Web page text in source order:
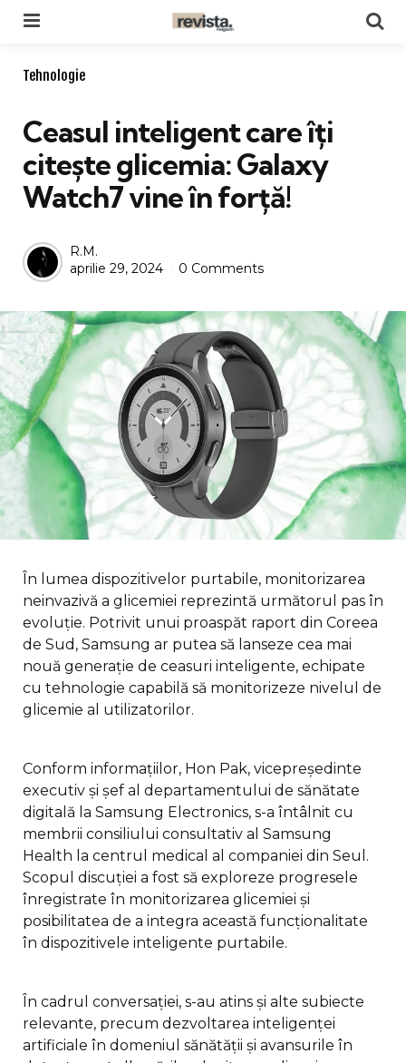
Categories
Tehnologie
Ceasul inteligent care îți
citește glicemia: Galaxy
Watch7 vine în forță!
Posted
by
R.M.
aprilie 29, 2024
0 Comments
În lumea dispozitivelor purtabile, monitorizarea
neinvazivă a glicemiei reprezintă următorul pas în
evoluție. Potrivit unui proaspăt raport din Coreea
de Sud, Samsung ar putea să lanseze cea mai
nouă generație de ceasuri inteligente, echipate
cu tehnologie capabilă să monitorizeze nivelul de
glicemie al utilizatorilor.
Conform informațiilor, Hon Pak, vicepreședinte
executiv și șef al departamentului de sănătate
digitală la Samsung Electronics, s-a întâlnit cu
membrii consiliului consultativ al Samsung
Health la centrul medical al companiei din Seul.
Scopul discuției a fost să exploreze progresele
înregistrate în monitorizarea glicemiei și
posibilitatea de a integra această funcționalitate
în dispozitivele inteligente purtabile.
În cadrul conversației, s-au atins și alte subiecte
relevante, precum dezvoltarea inteligenței
artificiale în domeniul sănătății și avansurile în